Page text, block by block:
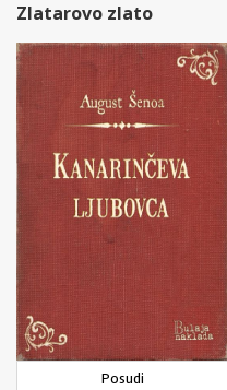
Zlatarovo zlato
Posudi